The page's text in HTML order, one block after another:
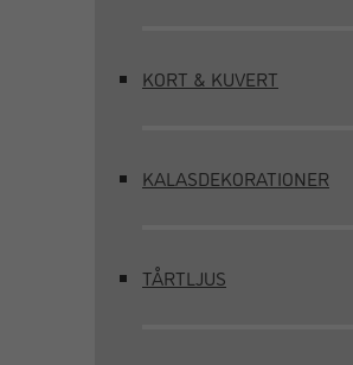
KORT & KUVERT
KALASDEKORATIONER
TÅRTLJUS